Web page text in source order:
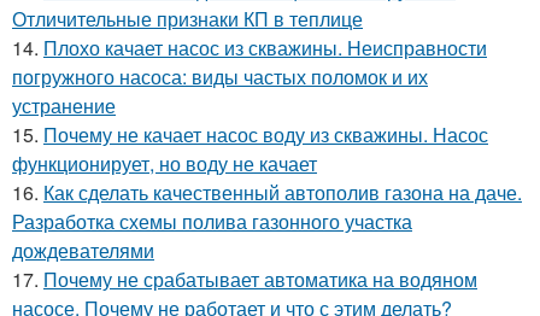
Отличительные признаки КП в теплице
14. Плохо качает насос из скважины. Неисправности
погружного насоса: виды частых поломок и их
устранение
15. Почему не качает насос воду из скважины. Насос
функционирует, но воду не качает
16. Как сделать качественный автополив газона на даче.
Разработка схемы полива газонного участка
дождевателями
17. Почему не срабатывает автоматика на водяном
насосе. Почему не работает и что с этим делать?